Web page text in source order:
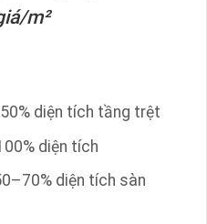
m²
diện tích tầng trệt
diện tích
diện tích sàn